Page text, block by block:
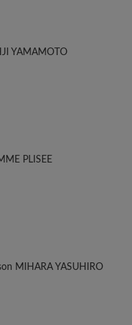
YAMAMOTO
PLISEE
MIHARA YASUHIRO